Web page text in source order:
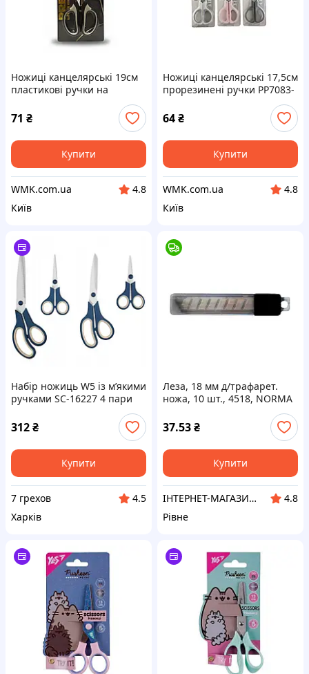
Ножиці канцелярські 19см
пластикові ручки на
блістері 11-49 PP-7090 3-21
71 ₴
Купити
WMK.com.ua
4.8
Київ
Ножиці канцелярські 17,5см
прорезинені ручки PP7083-
64₴
Купити
WMK.com.ua
4.8
Київ
Набір ножиць W5 із м’якими
ручками SC-16227 4 пари
312₴
Купити
7 грехов
4.5
Харків
Леза, 18 мм д/трафарет.
ножа, 10 шт., 4518, NORMA
37.53₴
Купити
ІНТЕРНЕТ-МАГАЗИН "КНОПКА"
4.8
Рівне